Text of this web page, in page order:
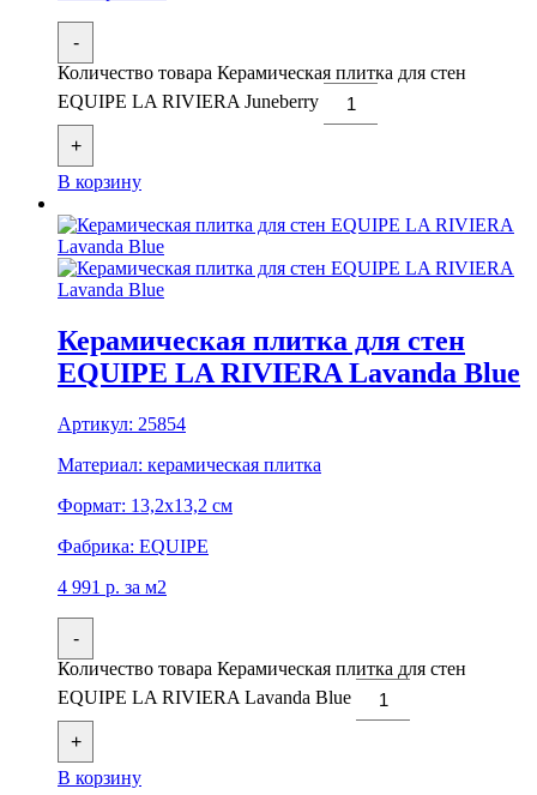
-
Количество товара Керамическая плитка для стен
EQUIPE LA RIVIERA Juneberry
+
В корзину
Керамическая плитка для стен
EQUIPE LA RIVIERA Lavanda Blue
Артикул: 25854
Материал: керамическая плитка
Формат: 13,2x13,2 см
Фабрика: EQUIPE
4 991 р. за м2
-
Количество товара Керамическая плитка для стен
EQUIPE LA RIVIERA Lavanda Blue
+
В корзину